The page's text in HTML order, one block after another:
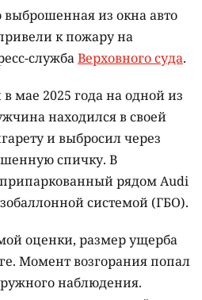
выброшенная из окна авто
к пожару на
службаВерховного суда.
мае 2025 года на одной из
находился в своей
и выбросил через
спичку. В
припаркованный рядом Audi
системой (ГБО).
оценки, размер ущерба
Момент возгорания попал
наблюдения.